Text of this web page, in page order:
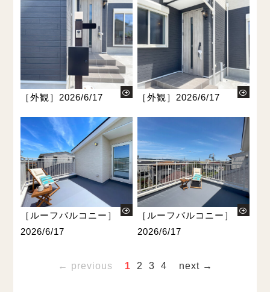
← previous 1 2 3 4 next →
［外観］2026/6/17 ［外観］2026/6/17
［ルーフバルコニー］
2026/6/17
［ルーフバルコニー］
2026/6/17